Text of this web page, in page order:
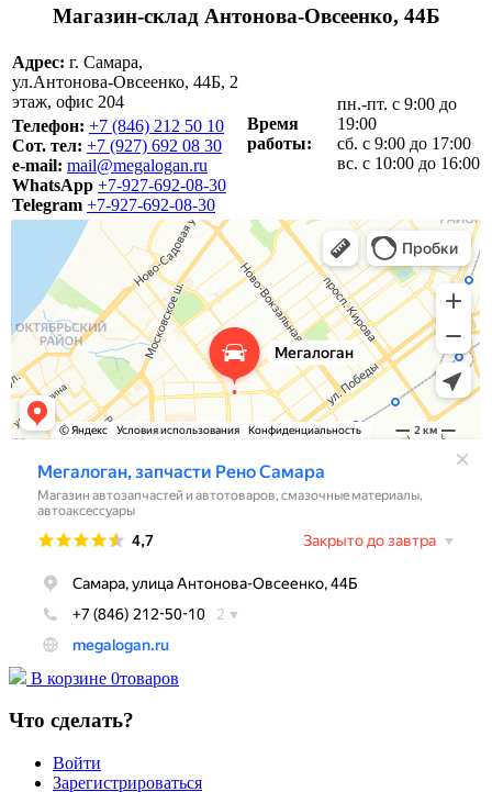
Магазин-склад Антонова-Овсеенко, 44Б
Адрес: г. Самара,
ул.Антонова-Овсеенко, 44Б, 2
этаж, офис 204
Время
работы:
пн.-пт. с 9:00 до
19:00
сб. с 9:00 до 17:00
вс. с 10:00 до 16:00
Телефон: +7 (846) 212 50 10
Сот. тел: +7 (927) 692 08 30
e-mail: mail@megalogan.ru
WhatsApp +7-927-692-08-30
Telegram +7-927-692-08-30
В корзине 0товаров
Что сделать?
Войти
Зарегистрироваться